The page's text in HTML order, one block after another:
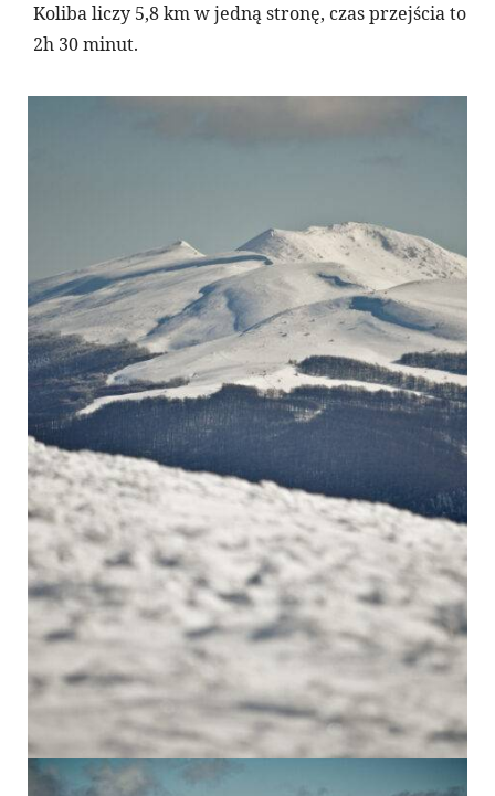
Koliba liczy 5,8 km w jedną stronę, czas przejścia to
2h 30 minut.